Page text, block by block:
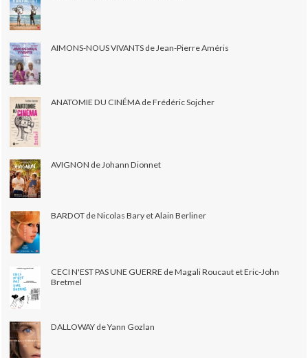
AIMONS-NOUS VIVANTS de Jean-Pierre Améris
ANATOMIE DU CINÉMA de Frédéric Sojcher
AVIGNON de Johann Dionnet
BARDOT de Nicolas Bary et Alain Berliner
CECI N'EST PAS UNE GUERRE de Magali Roucaut et Eric-John
Bretmel
DALLOWAY de Yann Gozlan